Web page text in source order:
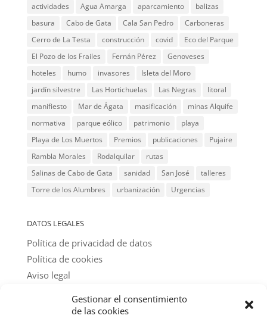
Gestionar el consentimiento
de las cookies
actividades Agua Amarga aparcamiento
balizas
basura
Cabo de Gata Cala San Pedro
Carboneras
Cerro de La Testa
construcción covid
Eco del Parque
El Pozo de los Frailes
Fernán Pérez
Genoveses
hoteles
humo invasores
Isleta del Moro
jardín silvestre
Las Hortichuelas Las Negras
litoral
manifiesto
Mar de Ágata masificación
minas Alquife
normativa
parque eólico patrimonio
playa
Playa de Los Muertos
Premios publicaciones
Pujaire
Rambla Morales
Rodalquilar
rutas
Salinas de Cabo de Gata
sanidad San José
talleres
Torre de los Alumbres
urbanización Urgencias
DATOS LEGALES
Política de privacidad de datos
Política de cookies
Aviso legal
@ textos y fotos: amigos del parque